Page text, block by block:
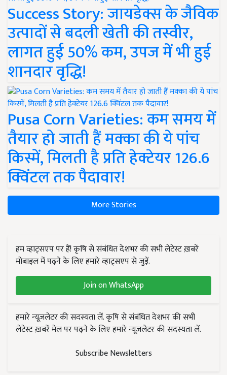
Success Story: जायडेक्स के जैविक
उत्पादों से बदली खेती की तस्वीर,
लागत हुई 50% कम, उपज में भी हुई
शानदार वृद्धि!
Pusa Corn Varieties: कम समय में
तैयार हो जाती हैं मक्का की ये पांच
किस्में, मिलती है प्रति हेक्टेयर 126.6
क्विंटल तक पैदावार!
More Stories
हम व्हाट्सएप पर हैं! कृषि से संबंधित देशभर की सभी लेटेस्ट ख़बरें
मोबाइल में पढ़ने के लिए हमारे व्हाट्सएप से जुड़ें.
Join on WhatsApp
हमारे न्यूज़लेटर की सदस्यता लें. कृषि से संबंधित देशभर की सभी
लेटेस्ट ख़बरें मेल पर पढ़ने के लिए हमारे न्यूज़लेटर की सदस्यता लें.
Subscribe Newsletters